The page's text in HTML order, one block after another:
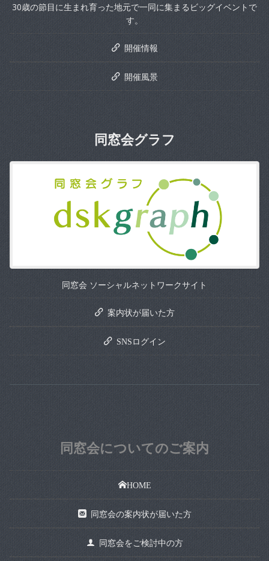
30歳の節目に生まれ育った地元で一同に集まるビッグイベントで
す。
開催情報
開催風景
同窓会グラフ
同窓会 ソーシャルネットワークサイト
案内状が届いた方
SNSログイン
同窓会についてのご案内
HOME
同窓会の案内状が届いた方
同窓会をご検討中の方